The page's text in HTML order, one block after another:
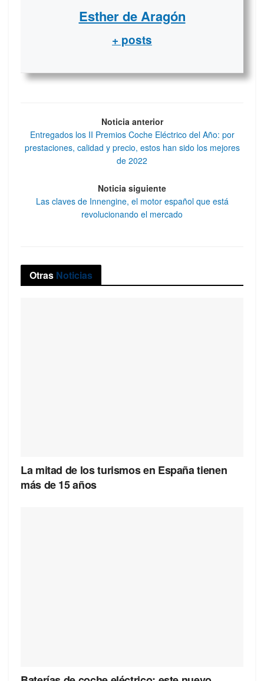
Esther de Aragón
+ posts
Noticia anterior
Entregados los II Premios Coche Eléctrico del Año: por
prestaciones, calidad y precio, estos han sido los mejores
de 2022
Noticia siguiente
Las claves de Innengine, el motor español que está
revolucionando el mercado
Otras Noticias
La mitad de los turismos en España tienen
más de 15 años